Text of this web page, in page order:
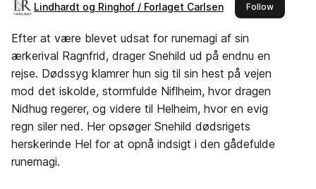
Lindhardt og Ringhof / Forlaget Carlsen Followthis
Efter at være blevet udsat for runemagi af sin
ærkerival Ragnfrid, drager Snehild ud på endnu en
rejse. Dødssyg klamrer hun sig til sin hest på vejen
mod det iskolde, stormfulde Niflheim, hvor dragen
Nidhug regerer, og videre til Helheim, hvor en evig
regn siler ned. Her opsøger Snehild dødsrigets
herskerinde Hel for at opnå indsigt i den gådefulde
runemagi.